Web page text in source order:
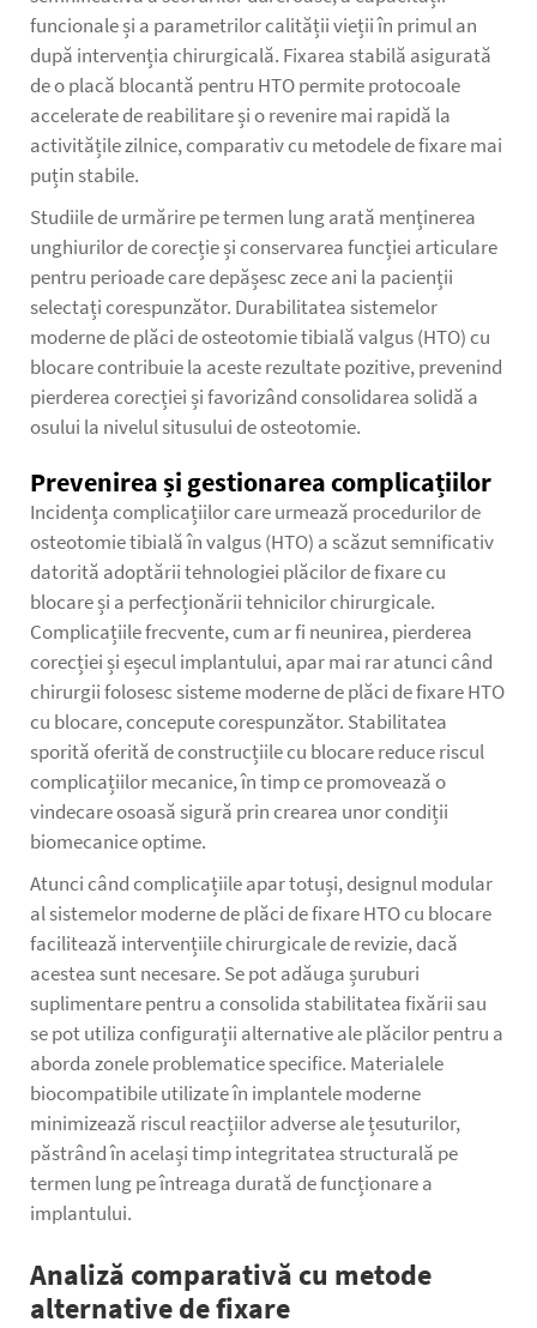
funcionale și a parametrilor calității vieții în primul an
după intervenția chirurgicală. Fixarea stabilă asigurată
de o placă blocantă pentru HTO permite protocoale
accelerate de reabilitare și o revenire mai rapidă la
activitățile zilnice, comparativ cu metodele de fixare mai
puțin stabile.
Studiile de urmărire pe termen lung arată menținerea
unghiurilor de corecție și conservarea funcției articulare
pentru perioade care depășesc zece ani la pacienții
selectați corespunzător. Durabilitatea sistemelor
moderne de plăci de osteotomie tibială valgus (HTO) cu
blocare contribuie la aceste rezultate pozitive, prevenind
pierderea corecției și favorizând consolidarea solidă a
osului la nivelul situsului de osteotomie.
Prevenirea și gestionarea complicațiilor
Incidența complicațiilor care urmează procedurilor de
osteotomie tibială în valgus (HTO) a scăzut semnificativ
datorită adoptării tehnologiei plăcilor de fixare cu
blocare și a perfecționării tehnicilor chirurgicale.
Complicațiile frecvente, cum ar fi neunirea, pierderea
corecției și eșecul implantului, apar mai rar atunci când
chirurgii folosesc sisteme moderne de plăci de fixare HTO
cu blocare, concepute corespunzător. Stabilitatea
sporită oferită de construcțiile cu blocare reduce riscul
complicațiilor mecanice, în timp ce promovează o
vindecare osoasă sigură prin crearea unor condiții
biomecanice optime.
Atunci când complicațiile apar totuși, designul modular
al sistemelor moderne de plăci de fixare HTO cu blocare
facilitează intervențiile chirurgicale de revizie, dacă
acestea sunt necesare. Se pot adăuga șuruburi
suplimentare pentru a consolida stabilitatea fixării sau
se pot utiliza configurații alternative ale plăcilor pentru a
aborda zonele problematice specifice. Materialele
biocompatibile utilizate în implantele moderne
minimizează riscul reacțiilor adverse ale țesuturilor,
păstrând în același timp integritatea structurală pe
termen lung pe întreaga durată de funcționare a
implantului.
Analiză comparativă cu metode
alternative de fixare